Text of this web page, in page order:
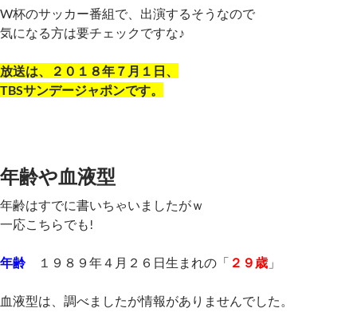
W杯のサッカー番組で、出演するそうなので
気になる方は要チェックですな♪
放送は、２０１８年７月１日、
TBSサンデージャポンです。
年齢や血液型
年齢はすでに書いちゃいましたがｗ
一応こちらでも!
年齢 １９８９年４月２６日生まれの「 ２９歳 」
血液型は、調べましたが情報がありませんでした。